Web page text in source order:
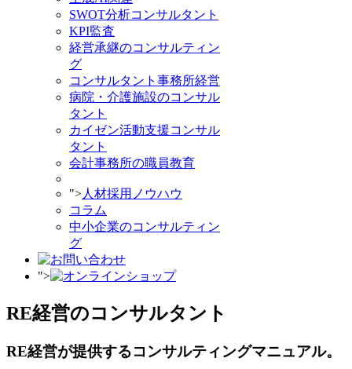
SWOT分析コンサルタント
KPI監査
経営承継のコンサルティン
グ
コンサルタント事務所経営
病院・介護施設のコンサル
タント
カイゼン活動支援コンサル
タント
会計事務所の職員教育
">人材採用ノウハウ
コラム
中小企業のコンサルティン
グ
">
RE経営のコンサルタント
RE経営が提供するコンサルティングマニュアル。